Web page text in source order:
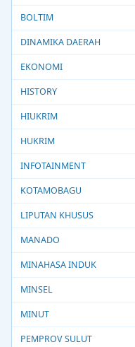
BOLTIM
DINAMIKA DAERAH
EKONOMI
HISTORY
HIUKRIM
HUKRIM
INFOTAINMENT
KOTAMOBAGU
LIPUTAN KHUSUS
MANADO
MINAHASA INDUK
MINSEL
MINUT
PEMPROV SULUT